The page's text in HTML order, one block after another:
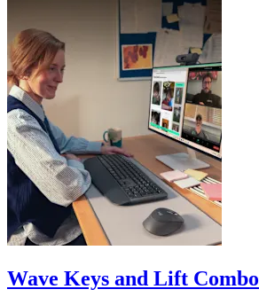
Wave Keys and Lift Combo